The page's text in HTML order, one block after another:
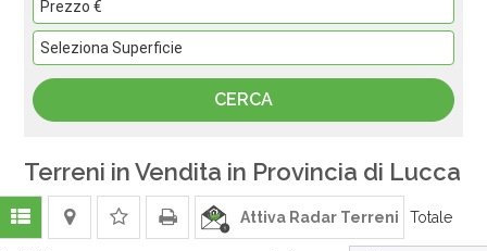
Terreni in Vendita in Provincia di Lucca
Attiva Radar Terreni Totale